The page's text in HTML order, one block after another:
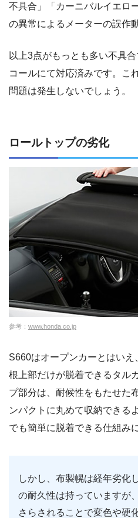
不具合」「カーニバルイエロ
の異常によるメーターの誤作動
以上3点がもっとも多い不具
コールにて対応済みです。こ
問題は発生しないでしょう。
ロールトップの劣化
参考： www.honda.co.jp
S660はオープンカーとはい
根上部だけが脱着できるタル
プ部分は、耐候性をもたせた
ンパクトに丸めて収納できる
でも簡単に脱着できる仕組み
しかし、布製幌は経年劣化
の耐久性は持っていますが
さらされることで変色や硬